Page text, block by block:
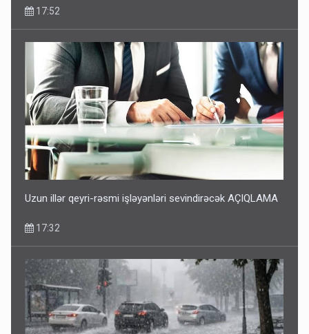
17:52
Uzun illər qeyri-rəsmi işləyənləri sevindirəcək AÇIQLAMA
17:32